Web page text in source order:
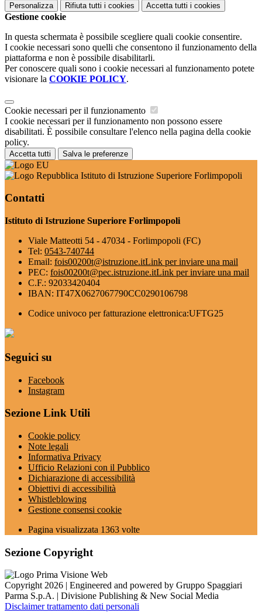
Personalizza Rifiuta tutti i cookies Accetta tutti i cookies
Gestione cookie
In questa schermata è possibile scegliere quali cookie consentire.
I cookie necessari sono quelli che consentono il funzionamento della
piattaforma e non è possibile disabilitarli.
Per conoscere quali sono i cookie necessari al funzionamento potete
visionare la COOKIE POLICY.
Cookie necessari per il funzionamento
I cookie necessari per il funzionamento non possono essere
disabilitati. È possibile consultare l'elenco nella pagina della cookie
policy.
Accetta tutti Salva le preferenze
Istituto di Istruzione Superiore Forlimpopoli
Contatti
Istituto di Istruzione Superiore Forlimpopoli
Viale Matteotti 54 - 47034 - Forlimpopoli (FC)
Tel: 0543-740744
Email: fois00200t@istruzione.itLink per inviare una mail
PEC: fois00200t@pec.istruzione.itLink per inviare una mail
C.F.: 92033420404
IBAN: IT47X0627067790CC0290106798
Codice univoco per fatturazione elettronica:UFTG25
Seguici su
Facebook
Instagram
Sezione Link Utili
Cookie policy
Note legali
Informativa Privacy
Ufficio Relazioni con il Pubblico
Dichiarazione di accessibilità
Obiettivi di accessibilità
Whistleblowing
Gestione consensi cookie
Pagina visualizzata 1363 volte
Sezione Copyright
Copyright 2026 | Engineered and powered by Gruppo Spaggiari
Parma S.p.A. | Divisione Publishing & New Social Media
Disclaimer trattamento dati personali